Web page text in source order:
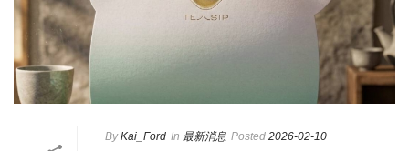
By Kai_Ford In 最新消息 Posted 2026-02-10